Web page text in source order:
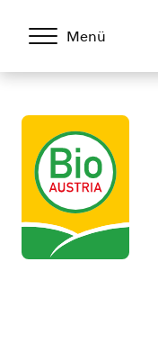
Menü